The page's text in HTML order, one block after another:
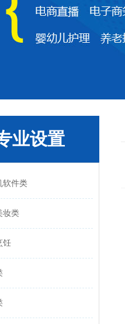
业设置
软件类
妆类
饪